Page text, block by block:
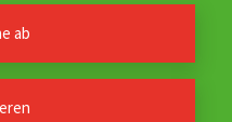
ideenwert
ab